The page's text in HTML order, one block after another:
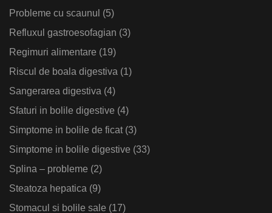
Probleme cu scaunul (5)
Refluxul gastroesofagian (3)
Regimuri alimentare (19)
Riscul de boala digestiva (1)
Sangerarea digestiva (4)
Sfaturi in bolile digestive (4)
Simptome in bolile de ficat(3)
Simptome in bolile digestive (33)
Splina – probleme (2)
Steatoza hepatica (9)
Stomacul si bolile sale (17)